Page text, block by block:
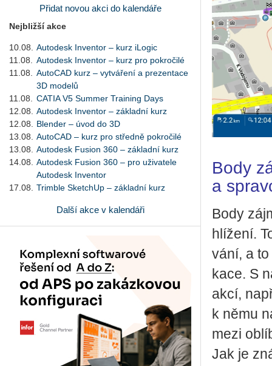
Přidat novou akci do kalendáře
Nejbližší akce
10.08.
Autodesk Inventor – kurz iLogic
11.08.
Autodesk Inventor – kurz pro pokročilé
11.08.
AutoCAD kurz – vytváření a prezentace
3D modelů
11.08.
CATIA V5 Summer Training Days
12.08.
Autodesk Inventor – základní kurz
12.08.
Blender – úvod do 3D
13.08.
AutoCAD – kurz pro středně pokročilé
13.08.
Autodesk Fusion 360 – základní kurz
14.08.
Autodesk Fusion 360 – pro uživatele
Autodesk Inventor
17.08.
Trimble SketchUp – základní kurz
Další akce v kalendáři
Body
a
Body
hlí­že­ní.
vá­ní, a
ka­ce. S
akcí,
k němu
mezi
Jak je